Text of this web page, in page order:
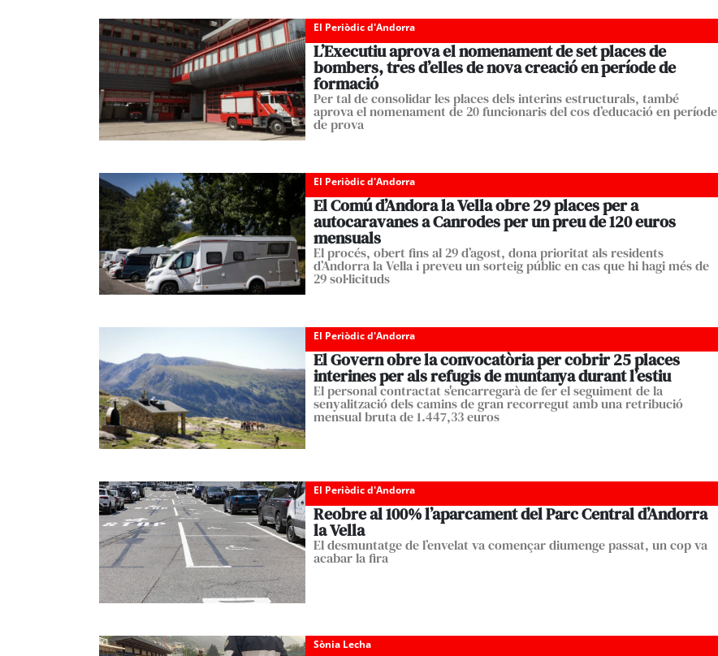
El Periòdic d'Andorra
L’Executiu aprova el nomenament de set places de
bombers, tres d’elles de nova creació en període de
formació
Per tal de consolidar les places dels interins estructurals, també
aprova el nomenament de 20 funcionaris del cos d’educació en període
de prova
El Periòdic d'Andorra
El Comú d’Andora la Vella obre 29 places per a
autocaravanes a Canrodes per un preu de 120 euros
mensuals
El procés, obert fins al 29 d’agost, dona prioritat als residents
d’Andorra la Vella i preveu un sorteig públic en cas que hi hagi més de
29 sol·licituds
El Periòdic d'Andorra
El Govern obre la convocatòria per cobrir 25 places
interines per als refugis de muntanya durant l’estiu
El personal contractat s'encarregarà de fer el seguiment de la
senyalització dels camins de gran recorregut amb una retribució
mensual bruta de 1.447,33 euros
El Periòdic d'Andorra
Reobre al 100% l’aparcament del Parc Central d’Andorra
la Vella
El desmuntatge de l’envelat va començar diumenge passat, un cop va
acabar la fira
Sònia Lecha